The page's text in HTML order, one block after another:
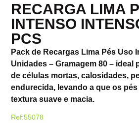
RECARGA LIMA
INTENSO
PCS
Pack de Recargas Lima Pés Uso
Unidades – Gramagem 80 – ideal
de células mortas, calosidades,
endurecida, levando a que os
textura suave e macia.
Ref:55078